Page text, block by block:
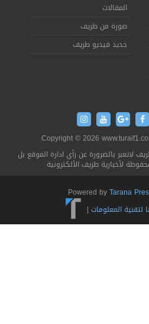
المقالات
صورة من طريف
جديد فيديو طريف
Copyright © 2026
لاتعبر بالضرورة عن رأي ادارة الموقع بل
لأخبارية طريف الألكترونية
Powered byTarana
لتقنية المعلومات|